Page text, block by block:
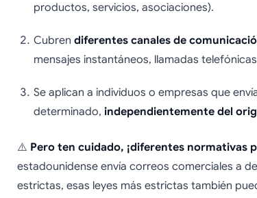
productos, servicios, asociaciones).
Cubren diferentes canales de
mensajes instantáneos, llamadas
Se aplican a individuos o empresas que
determinado, independientemente del
⚠️ Pero ten cuidado, ¡diferentes normativas
estadounidense envía correos comerciales a
estrictas, esas leyes más estrictas también